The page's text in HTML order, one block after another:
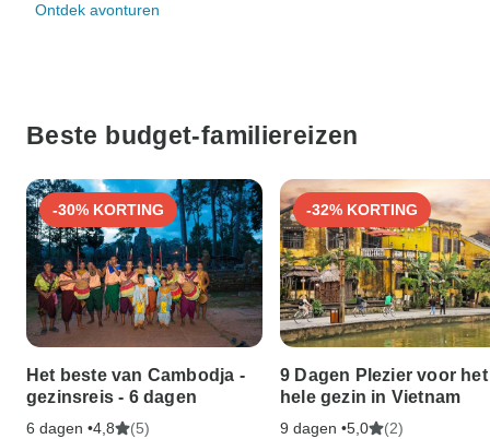
Ontdek avonturen
Beste budget-familiereizen
-30% KORTING
Het beste van Cambodja -
gezinsreis - 6 dagen
6 dagen •4,8 (5)
-32% KORTING
9 Dagen Plezier voor het
hele gezin in Vietnam
9 dagen •5,0 (2)